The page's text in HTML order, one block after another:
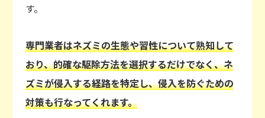
す。
専門業者はネズミの生態や習性について熟知して
おり、的確な駆除方法を選択するだけでなく、ネ
ズミが侵入する経路を特定し、侵入を防ぐための
対策も行なってくれます。